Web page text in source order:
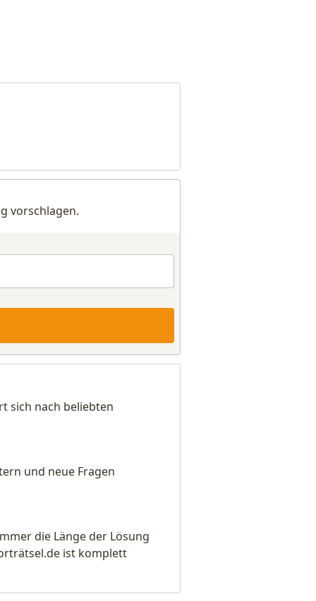
vorschlagen.
sich nach beliebten
und neue Fragen
die Länge der Lösung
ist komplett